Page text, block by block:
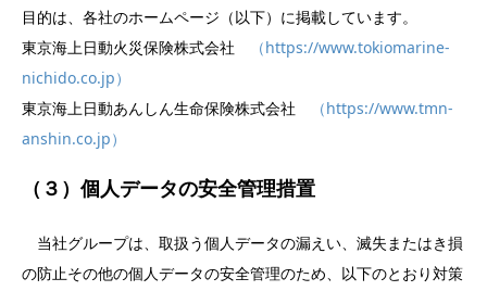
目的は、各社のホームページ（以下）に掲載しています。
東京海上日動火災保険株式会社
（https://www.tokiomarine-
nichido.co.jp）
東京海上日動あんしん生命保険株式会社
（https://www.tmn-
anshin.co.jp）
（３）個人データの安全管理措置
当社グループは、取扱う個人データの漏えい、滅失またはき損
の防止その他の個人データの安全管理のため、以下のとおり対策